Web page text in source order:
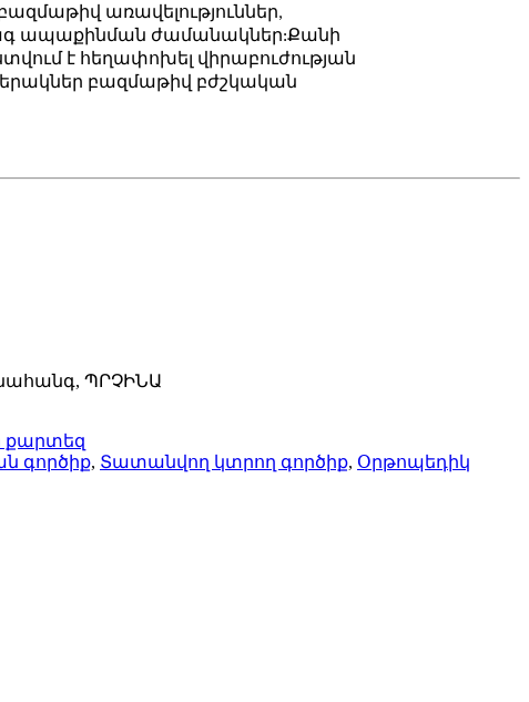
առավելություններ,
ապաքինման ժամանակներ:Քանի
է հեղափոխել վիրաբուժության
բազմաթիվ բժշկական
ՊՐՉԻՆԱ
քարտեզ
գործիք, Տատանվող կտրող գործիք, Օրթոպեդիկ